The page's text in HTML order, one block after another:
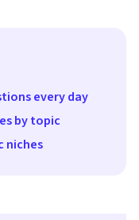
every day
by topic
niches